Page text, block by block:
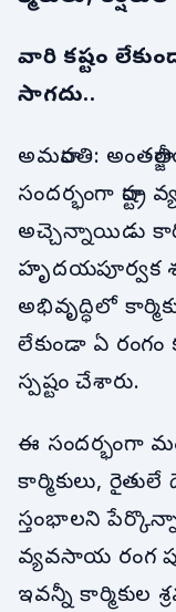
వారి కష్టం
సాగదు..
అమరావతి:
సందర్భంగా
అచ్చెన్నాయిడు
హృదయపూర్వక
అభివృద్ధిలో
లేకుండా ఏ
స్పష్టం చేశారు.
ఈ సందర్భంగా
కార్మికులు,
స్తంభాలని
వ్యవసాయ రంగ
ఇవన్నీ